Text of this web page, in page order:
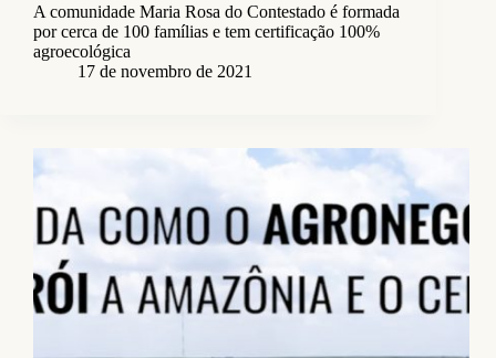
A comunidade Maria Rosa do Contestado é formada
por cerca de 100 famílias e tem certificação 100%
agroecológica
17 de novembro de 2021